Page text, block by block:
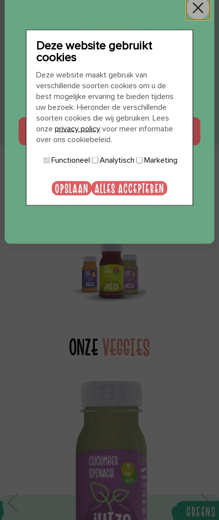
SHOT TURMERIC
MAANDPAKKET 36 STUKS
in winkelmand (€ 82,95)
MEER INFO OVER SHOTS
ONZEVEGGIES
GREENS
Deze website gebruikt
cookies
Deze website maakt gebruik van
verschillende soorten cookies om u de
best mogelijke ervaring te bieden tijdens
uw bezoek. Hieronder de verschillende
soorten cookies die wij gebruiken. Lees
onze privacy policy voor meer informatie
over ons cookiebeleid.
Functioneel Analytisch Marketing
OPSLAAN ALLES ACCEPTEREN
WIL JE 12 SHOTS
CADEAU?
JA, GRAAG
NEE, BEDANKT